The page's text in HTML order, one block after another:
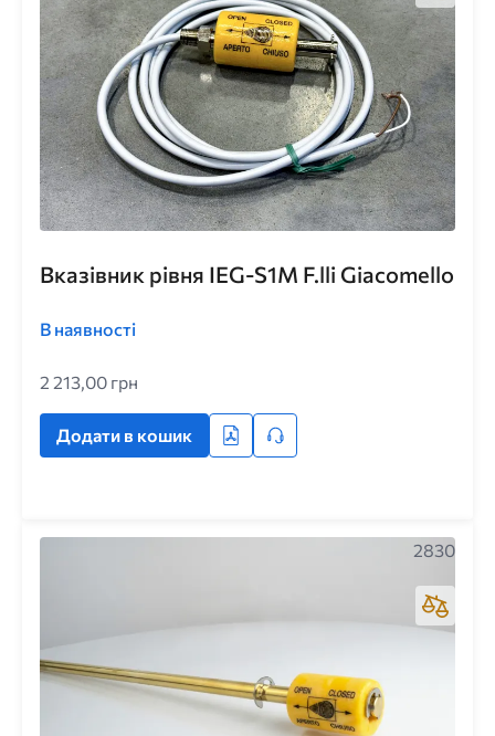
Вказівник рівня IEG-S1M F.lli Giacomello
В наявності
2 213,00 грн
Додати в кошик
2830